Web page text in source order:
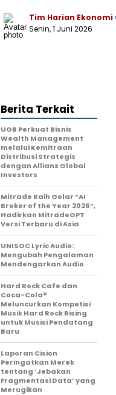
Tim Harian Ekonomi
Senin, 1 Juni 2026
Berita Terkait
UOB Perkuat Bisnis
Wealth Management
melalui Kemitraan
Distribusi Strategis
dengan Allianz Global
Investors
Mitrade Raih Gelar “AI
Broker of the Year 2026”,
Hadirkan MitradeGPT
Versi Terbaru di Asia
UNISOC Lyric Audio:
Mengubah Pengalaman
Mendengarkan Audio
Hard Rock Cafe dan
Coca-Cola®
Meluncurkan Kompetisi
Musik Hard Rock Rising
untuk Musisi Pendatang
Baru
Laporan Cision
Peringatkan Merek
tentang ‘Jebakan
Fragmentasi Data’ yang
Merugikan